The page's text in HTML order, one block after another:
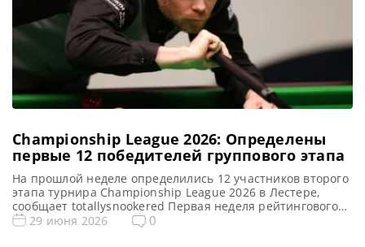
Championship League 2026: Определены
первые 12 победителей группового этапа
На прошлой неделе определились 12 участников второго
этапа турнира Championship League 2026 в Лестере,
сообщает totallysnookered Первая неделя рейтингового
турнира Championship League по снукеру 2026 подошла к
29 июня 2026 0